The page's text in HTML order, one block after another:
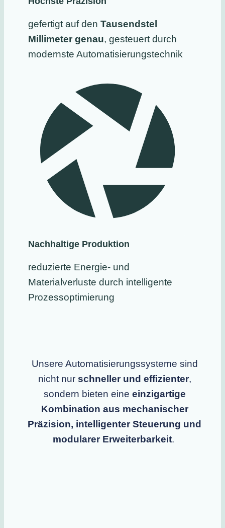
gefertigt auf den Tausendstel
Millimeter genau, gesteuert durch
modernste Automatisierungstechnik
Nachhaltige Produktion
reduzierte Energie- und
Materialverluste durch intelligente
Prozessoptimierung
Unsere Automatisierungssysteme sind
nicht nur schneller und effizienter,
sondern bieten eine einzigartige
Kombination aus mechanischer
Präzision, intelligenter Steuerung und
modularer Erweiterbarkeit.